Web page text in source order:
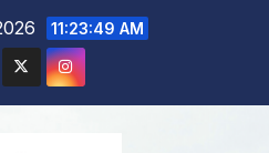
11:23:50 AM